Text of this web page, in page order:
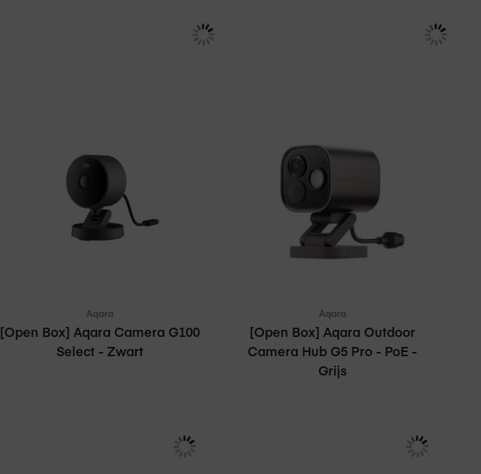
Aqara
[Open Box] Aqara Camera G100
Select - Zwart
Aqara
[Open Box] Aqara Outdoor
Camera Hub G5 Pro - PoE -
Grijs
In winkelmand